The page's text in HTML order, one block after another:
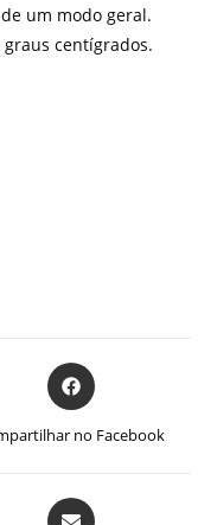
um modo geral.
centígrados.
Abre
em
nova
no Facebook
Abre